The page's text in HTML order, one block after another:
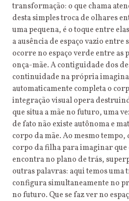
transformação: o que chama
desta simples troca de olhares
uma pequena, é o toque entre
a ausência de espaço vazio entre
ocorre no espaço verde entre as
onça-mãe. A contiguidade dos
continuidade na própria
automaticamente completa o
integração visual opera
que situa a mãe no futuro, uma
de fato não existe autônoma e
corpo da mãe. Ao mesmo
corpo da filha para imaginar que
encontra no plano de trás,
outras palavras: aqui temos uma
configura simultaneamente no
no futuro. Que se faz ver no